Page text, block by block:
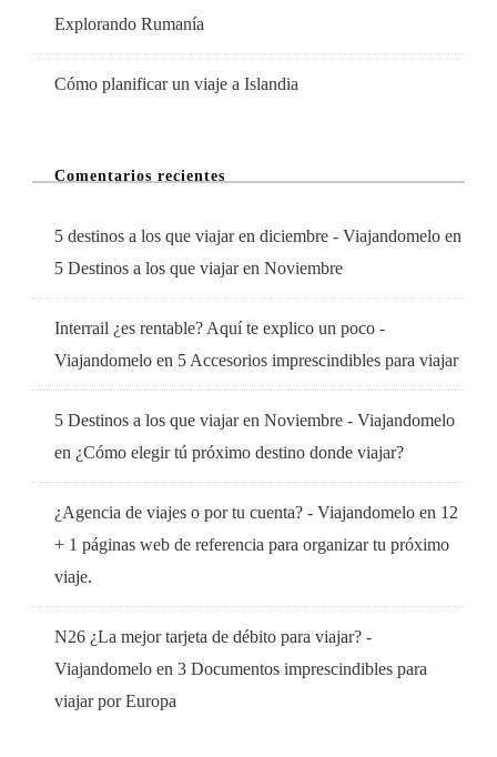
Explorando Rumanía
Cómo planificar un viaje a Islandia
Comentarios recientes
5 destinos a los que viajar en diciembre - Viajandomelo en
5 Destinos a los que viajar en Noviembre
Interrail ¿es rentable? Aquí te explico un poco -
Viajandomelo en 5 Accesorios imprescindibles para viajar
5 Destinos a los que viajar en Noviembre - Viajandomelo
en ¿Cómo elegir tú próximo destino donde viajar?
¿Agencia de viajes o por tu cuenta? - Viajandomelo en 12
+ 1 páginas web de referencia para organizar tu próximo
viaje.
N26 ¿La mejor tarjeta de débito para viajar? -
Viajandomelo en 3 Documentos imprescindibles para
viajar por Europa